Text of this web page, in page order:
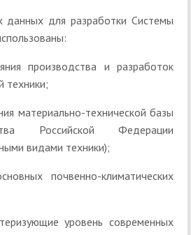
данных для разработки Системы
производства и разработок
техники;
материально-технической базы
Российской Федерации
видами техники);
почвенно-климатических
уровень современных